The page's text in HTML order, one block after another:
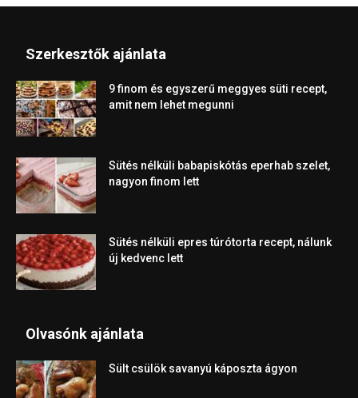
Szerkesztők ajánlata
9 finom és egyszerű meggyes süti recept,
amit nem lehet megunni
Sütés nélküli babapiskótás eperhab szelet,
nagyon finom lett
Sütés nélküli epres túrótorta recept, nálunk
új kedvenc lett
Olvasónk ajánlata
Sült csülök savanyú káposzta ágyon